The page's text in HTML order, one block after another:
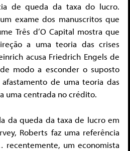
de queda da taxa do lucro.
exame dos manuscritos que
Três d’O Capital mostra que
a uma teoria das crises
acusa Friedrich Engels de
modo a esconder o suposto
de uma teoria das
uma centrada no crédito.
da queda da taxa de lucro em
Roberts faz uma referência
recentemente, um economista